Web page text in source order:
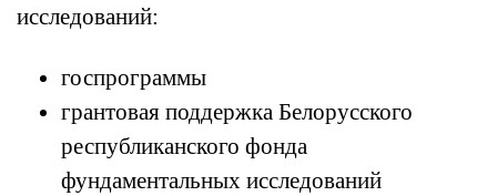
исследований:
госпрограммы
грантовая поддержка Белорусского
республиканского фонда
фундаментальных исследований